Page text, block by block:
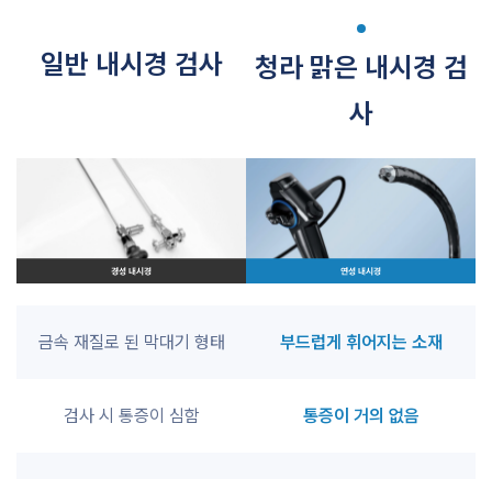
일반 내시경 검사
청라 맑은 내시경 검
사
금속 재질로 된 막대기 형태 부드럽게 휘어지는 소재
검사 시 통증이 심함 통증이 거의 없음